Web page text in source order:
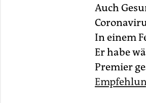
Auch
In einem
Er habe
Premier